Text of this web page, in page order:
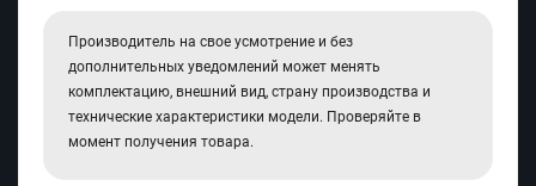
Производитель на свое усмотрение и без
дополнительных уведомлений может менять
комплектацию, внешний вид, страну производства и
технические характеристики модели. Проверяйте в
момент получения товара.